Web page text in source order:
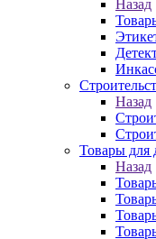
Назад
Назад
Товары для
Назад